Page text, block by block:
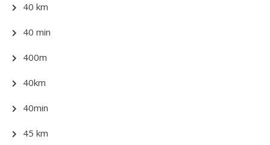
40 km
40 min
400m
40km
40min
45 km